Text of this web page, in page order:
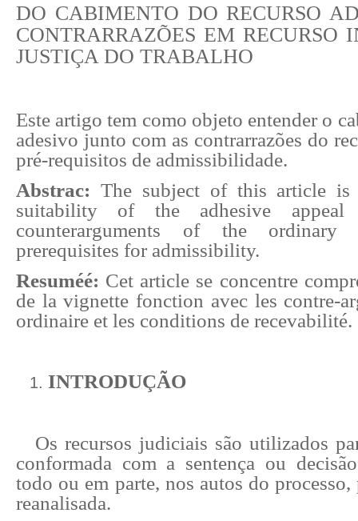
DO CABIMENTO DO RECURSO
CONTRARRAZÕES EM RECURSO
JUSTIÇA DO TRABALHO
Este artigo tem como objeto entender o
adesivo junto com as contrarrazões do
pré-requisitos de admissibilidade.
Abstrac: The subject of this article is
suitability of the adhesive
counterarguments of the
prerequisites for admissibility.
Resuméé: Cet article se concentre
de la vignette fonction avec les contre-
ordinaire et les conditions de recevabilité.
INTRODUÇÃO
Os recursos judiciais são utilizados
conformada com a sentença ou
todo ou em parte, nos autos do processo,
reanalisada.